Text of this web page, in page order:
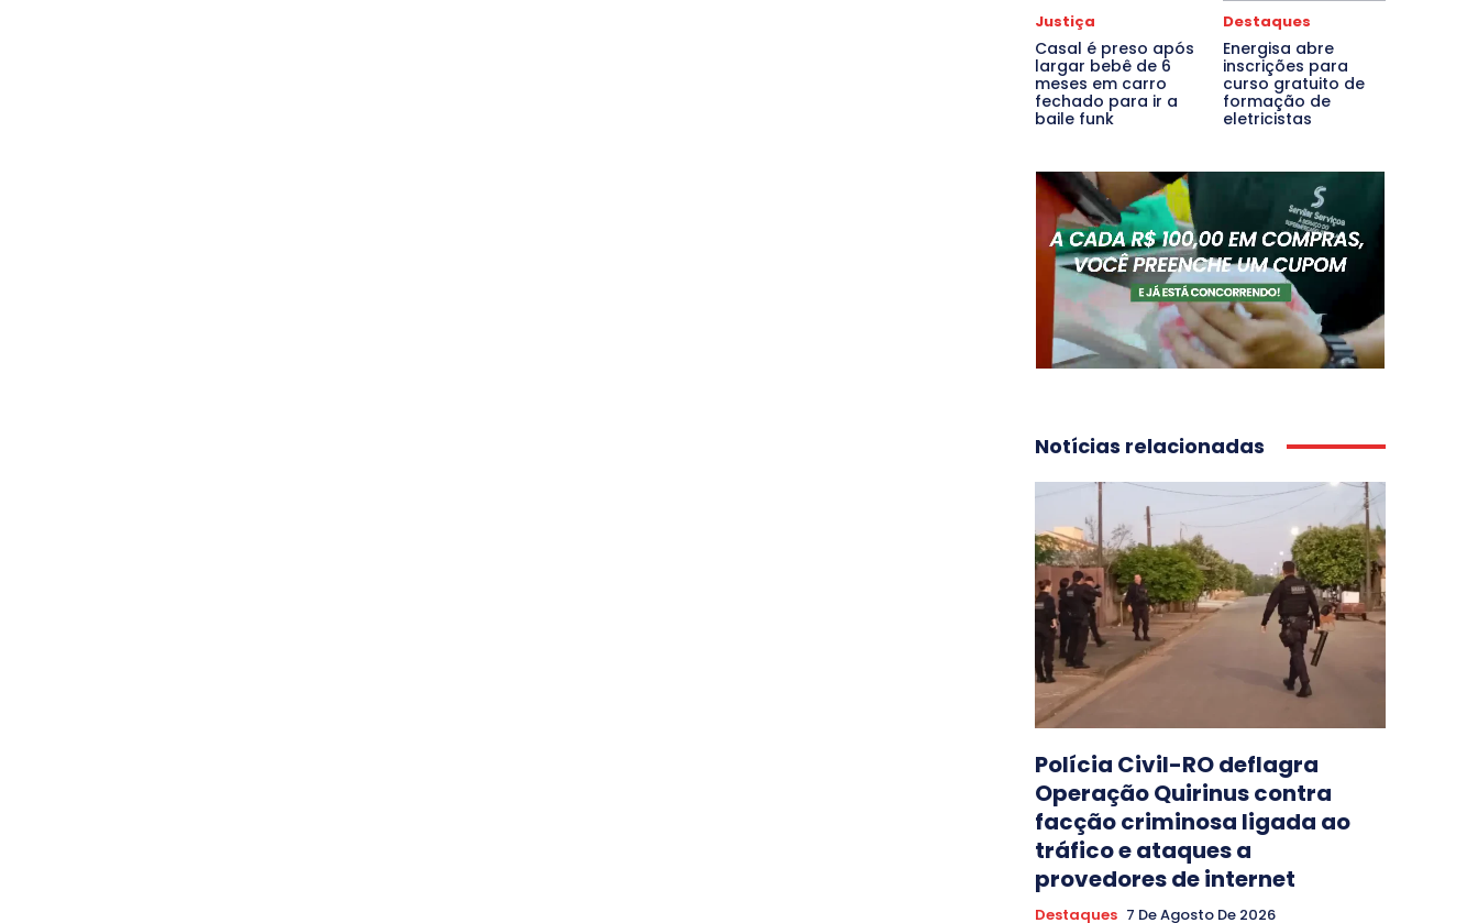
Justiça
Casal é preso após
largar bebê de 6
meses em carro
fechado para ir a
baile funk
Destaques
Energisa abre
inscrições para
curso gratuito de
formação de
eletricistas
Notícias relacionadas
Polícia Civil-RO deflagra
Operação Quirinus contra
facção criminosa ligada ao
tráfico e ataques a
provedores de internet
Destaques 7 De Agosto De 2026